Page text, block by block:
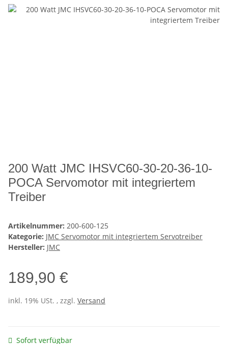
200 Watt JMC IHSVC60-30-20-36-10-
POCA Servomotor mit integriertem
Treiber
Artikelnummer: 200-600-125
Kategorie: JMC Servomotor mit integriertem Servotreiber
Hersteller: JMC
189,90 €
inkl. 19% USt. , zzgl. Versand
Sofort verfügbar